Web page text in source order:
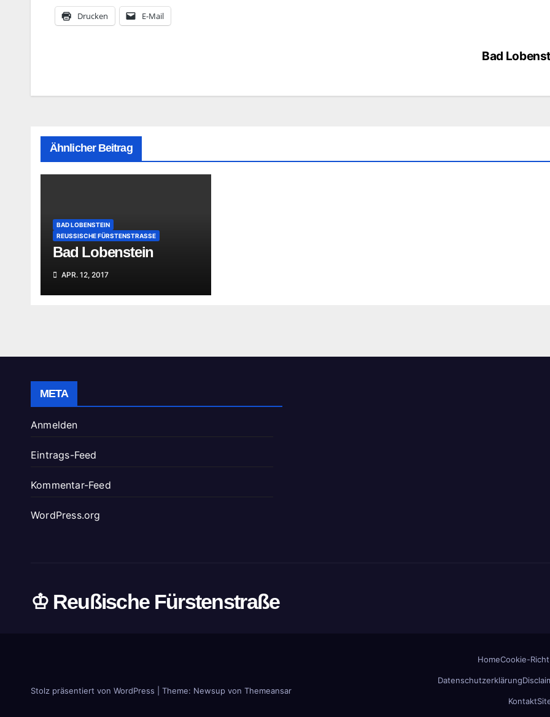
Drucken E-Mail
Bad
Ähnlicher Beitrag
BAD LOBENSTEIN
REUSSISCHE FÜRSTENSTRASSE
Bad Lobenstein
APR. 12, 2017
META
Anmelden
Eintrags-Feed
Kommentar-Feed
WordPress.org
♔ Reußische Fürstenstraße
Stolz präsentiert von WordPress Theme: Newsup von Themeansar
HomeCookie-
Datenschutzerklärung
Kontakt